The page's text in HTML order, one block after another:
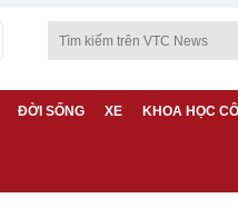
ĐỜI SỐNG XE KHOA HỌC